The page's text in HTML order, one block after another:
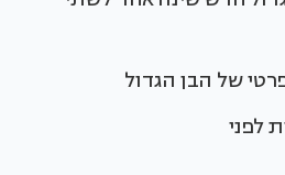
של הבן הגדול
לפני